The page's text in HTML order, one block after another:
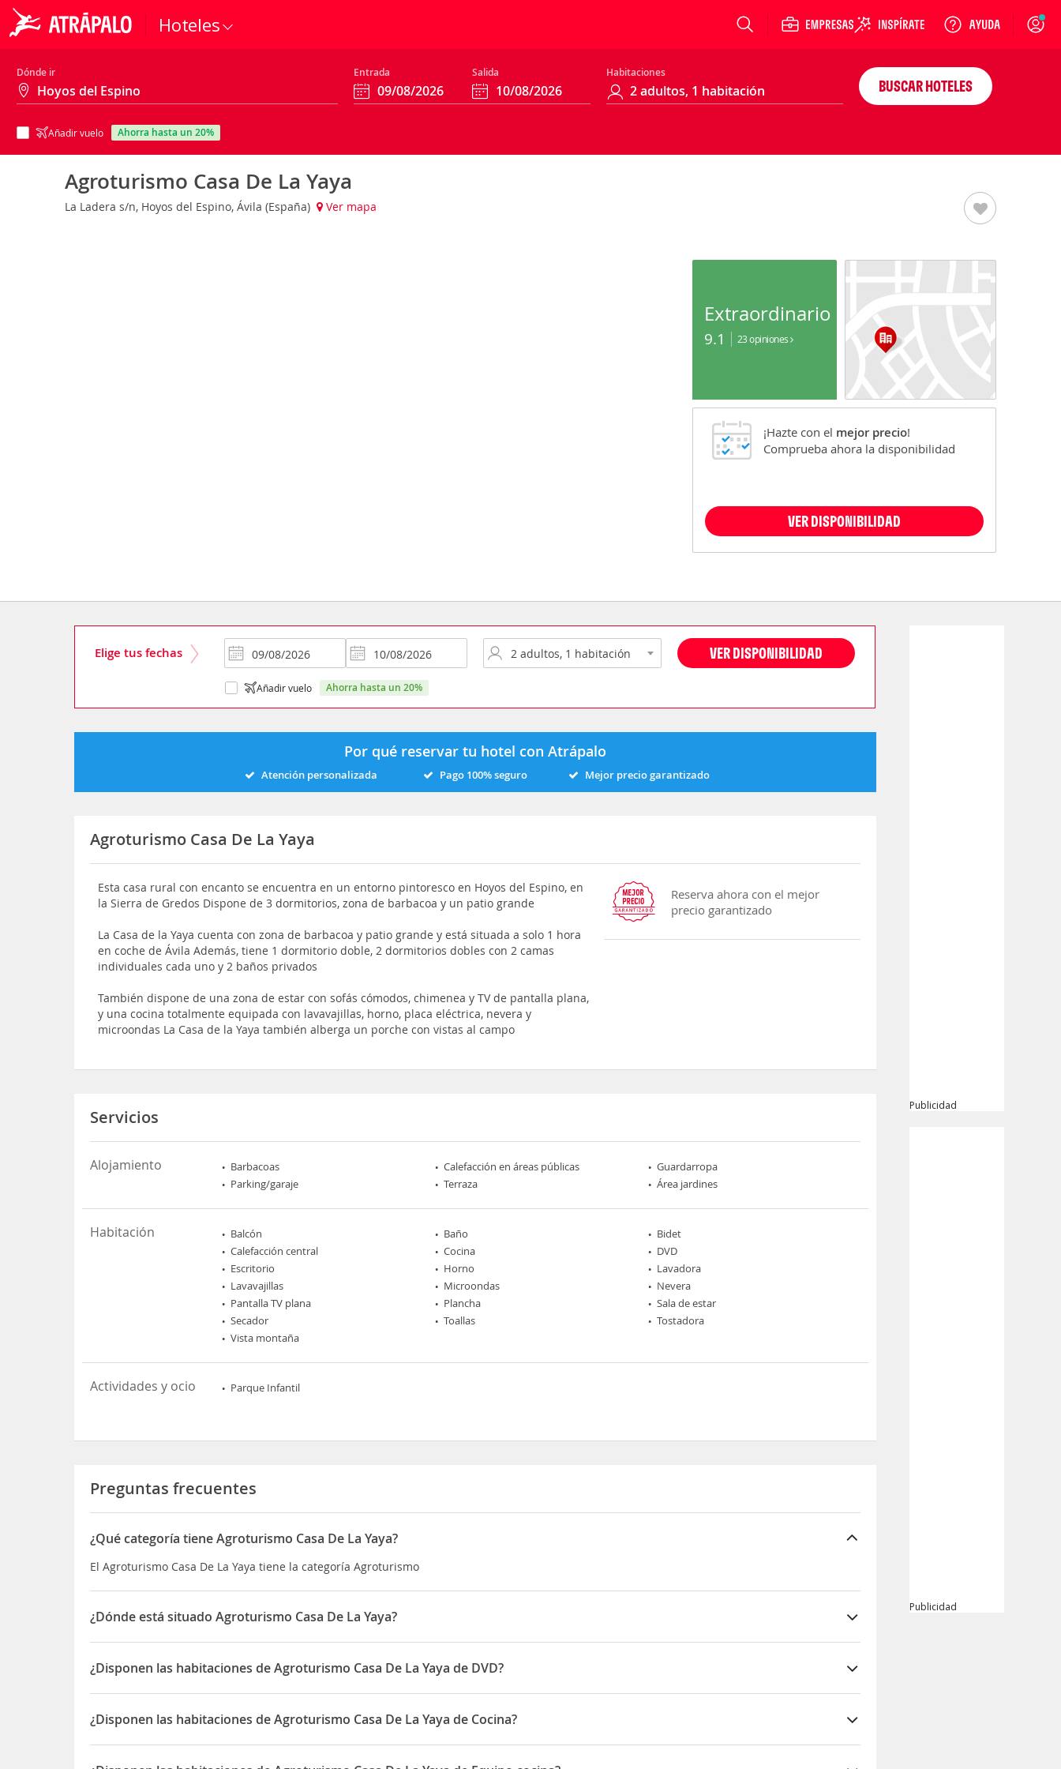
Hoteles Login
Dónde ir Entrada Salida Habitaciones
Añadir vuelo ahorra hasta un 20%
BUSCAR HOTELES
Agroturismo Casa De La Yaya
La Ladera s/n, Hoyos del Espino, Ávila (España) Ver mapa
Extraordinario
9.1 23 opiniones
¡Hazte con el mejor precio!
Comprueba ahora la disponibilidad
VER DISPONIBILIDAD
Elige tus fechas VER DISPONIBILIDAD
Añadir vuelo ahorra hasta un 20%
Por qué reservar tu hotel con Atrápalo
Atención personalizada Pago 100% seguro Mejor precio garantizado
Agroturismo Casa De La Yaya
Esta casa rural con encanto se encuentra en un entorno pintoresco en Hoyos del Espino, en
la Sierra de Gredos Dispone de 3 dormitorios, zona de barbacoa y un patio grande
La Casa de la Yaya cuenta con zona de barbacoa y patio grande y está situada a solo 1 hora
en coche de Ávila Además, tiene 1 dormitorio doble, 2 dormitorios dobles con 2 camas
individuales cada uno y 2 baños privados
También dispone de una zona de estar con sofás cómodos, chimenea y TV de pantalla plana,
y una cocina totalmente equipada con lavavajillas, horno, placa eléctrica, nevera y
microondas La Casa de la Yaya también alberga un porche con vistas al campo
Reserva ahora con el mejor
precio garantizado
Servicios
Alojamiento Barbacoas Calefacción en áreas públicas
Guardarropa
Parking/garaje
Terraza Área jardines
Habitación Balcón Baño
Bidet
Calefacción central
Cocina
DVD
Escritorio
Horno
Lavadora
Lavavajillas
Microondas
Nevera
Pantalla TV plana
Plancha
Sala de estar
Secador
Toallas
Tostadora
Vista montaña
Actividades y ocio Parque Infantil
Preguntas frecuentes
¿Qué categoría tiene Agroturismo Casa De La Yaya?
El Agroturismo Casa De La Yaya tiene la categoría Agroturismo
¿Dónde está situado Agroturismo Casa De La Yaya?
El Agroturismo Casa De La Yaya está situado en La Ladera s/n
¿Disponen las habitaciones de Agroturismo Casa De La Yaya de DVD?
Sí, las habitaciones del Agroturismo Casa De La Yaya disponen de DVD
¿Disponen las habitaciones de Agroturismo Casa De La Yaya de Cocina?
Sí, las habitaciones del Agroturismo Casa De La Yaya disponen de Cocina
Publicidad
Publicidad